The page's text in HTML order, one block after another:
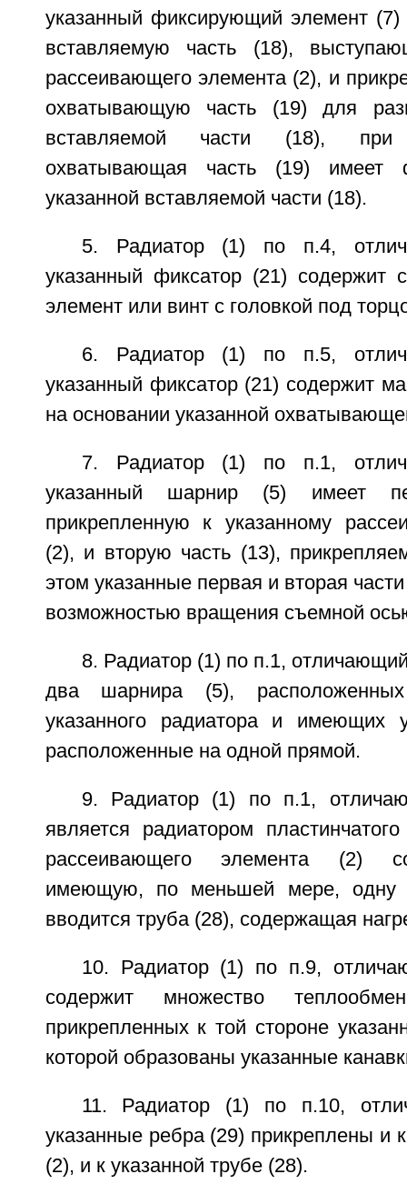
указанный фиксирующий элемент (7)
вставляемую часть (18),
рассеивающего элемента (2), и
охватывающую часть (19) для
вставляемой части (18), при
охватывающая часть (19) имеет
указанной вставляемой части (18).
5. Радиатор (1) по п.4,
указанный фиксатор (21) содержит
элемент или винт с головкой под
6. Радиатор (1) по п.5,
указанный фиксатор (21) содержит
на основании указанной
7. Радиатор (1) по п.1,
указанный шарнир (5) имеет
прикрепленную к указанному
(2), и вторую часть (13),
этом указанные первая и вторая
возможностью вращения съемной
8. Радиатор (1) по п.1,
два шарнира (5),
указанного радиатора и имеющих
расположенные на одной прямой.
9. Радиатор (1) по п.1,
является радиатором
рассеивающего элемента (2)
имеющую, по меньшей мере, одну
вводится труба (28), содержащая
10. Радиатор (1) по п.9,
содержит множество
прикрепленных к той стороне
которой образованы указанные
11. Радиатор (1) по п.10,
указанные ребра (29) прикреплены и
(2), и к указанной трубе (28).